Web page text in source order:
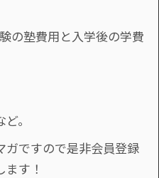
の塾費用と入学後の学費
。
ガですので是非会員登録
ます！